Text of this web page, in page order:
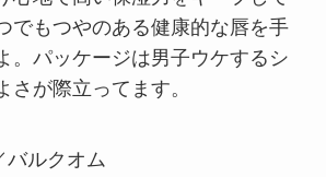
でもつやのある健康的な唇を手
。パッケージは男子ウケするシ
さが際立ってます。
バルクオム